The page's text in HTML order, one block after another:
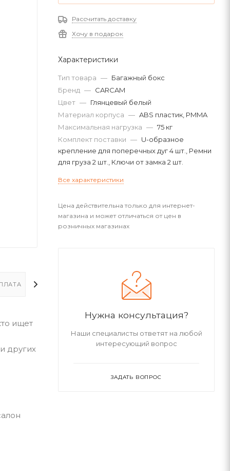
ДОПОЛНИТЕЛЬНО
ищет
других
Рассчитать доставку
Хочу в подарок
Характеристики
Тип товара — Багажный бокс
Бренд — CARCAM
Цвет — Глянцевый белый
Материал корпуса — ABS пластик, PMMA
Максимальная нагрузка — 75 кг
Комплект поставки — U-образное
крепление для поперечных дуг 4 шт., Ремни
для груза 2 шт., Ключи от замка 2 шт.
Все характеристики
Цена действительна только для интернет-
магазина и может отличаться от цен в
розничных магазинах
Нужна консультация?
Наши специалисты ответят на любой
интересующий вопрос
ЗАДАТЬ ВОПРОС